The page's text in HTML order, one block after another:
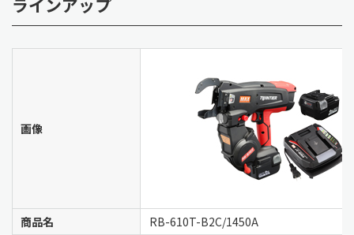
ラインアップ
画像
商品名
RB-610T-B2C/1450A